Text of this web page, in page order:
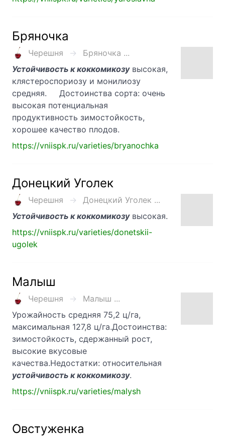
Бряночка
Черешня
Бряночка ...
Устойчивость к коккомикозувысокая,
клястероспориозу и монилиозу
средняя. Достоинства сорта: очень
высокая потенциальная
продуктивность зимостойкость,
хорошее качество плодов.
https://vniispk.ru/varieties/bryanochka
Донецкий Уголек
Черешня
Донецкий Уголек ...
Устойчивость к коккомикозувысокая.
https://vniispk.ru/varieties/donetskii-
ugolek
Малыш
Черешня
Малыш ...
Урожайность средняя 75,2 ц/га,
максимальная 127,8 ц/га.Достоинства:
зимостойкость, сдержанный рост,
высокие вкусовые
качества.Недостатки: относительная
устойчивость к коккомикозу.
https://vniispk.ru/varieties/malysh
Овстуженка